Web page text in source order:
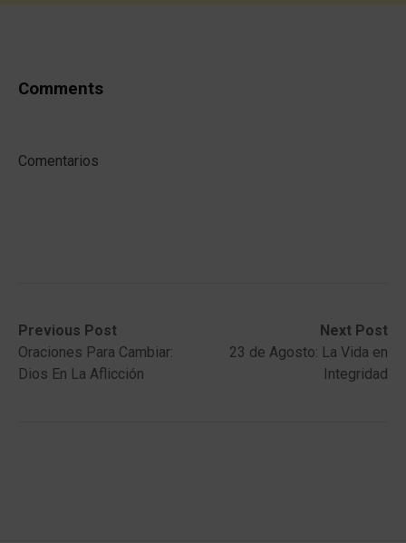
Comments
Comentarios
Post
navigation
Previous Post
Previous
post:Oraciones Para Cambiar:
Dios En La Aflicción
Next Post
Next
post:
23 de Agosto: La Vida en
Integridad